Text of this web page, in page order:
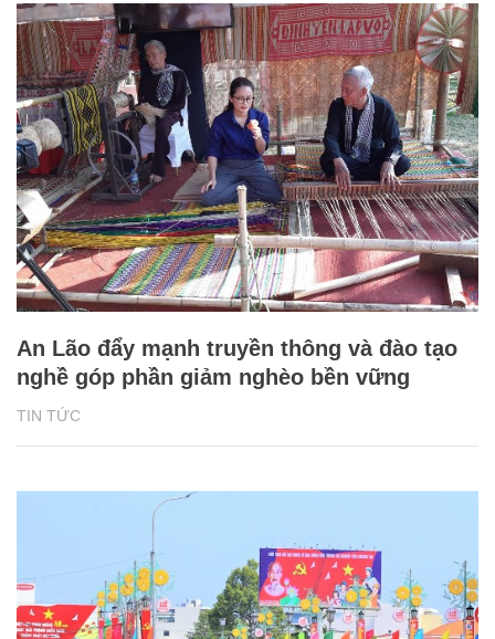
TIN TỨC
An Lão đẩy mạnh truyền thông và đào tạo
nghề góp phần giảm nghèo bền vững